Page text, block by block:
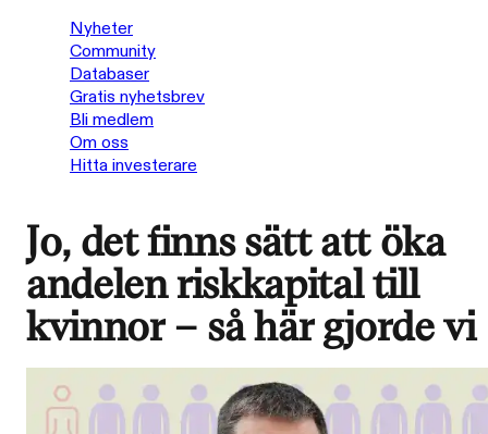
Nyheter
Community
Databaser
Gratis nyhetsbrev
Bli medlem
Om oss
Hitta investerare
Jo, det finns sätt att öka
andelen riskkapital till
kvinnor – så här gjorde vi